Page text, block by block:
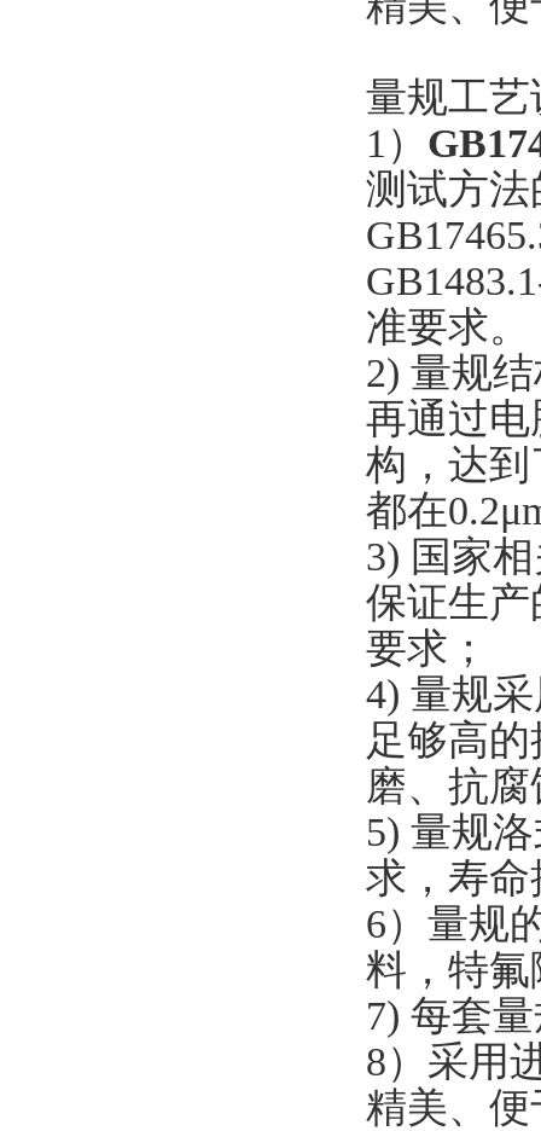
量规工艺
1）
测试方法
准要求。
2) 量规
再通过
构，达
都在
3) 国家
保证生
要求；
4) 量规
足够高
磨、抗
5) 量规
求，寿命
6）量规
料，特
7) 每套
8）采用
精美、